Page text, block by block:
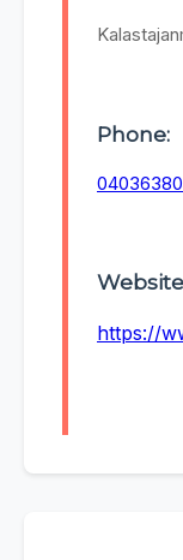
Phone:
Website
https://